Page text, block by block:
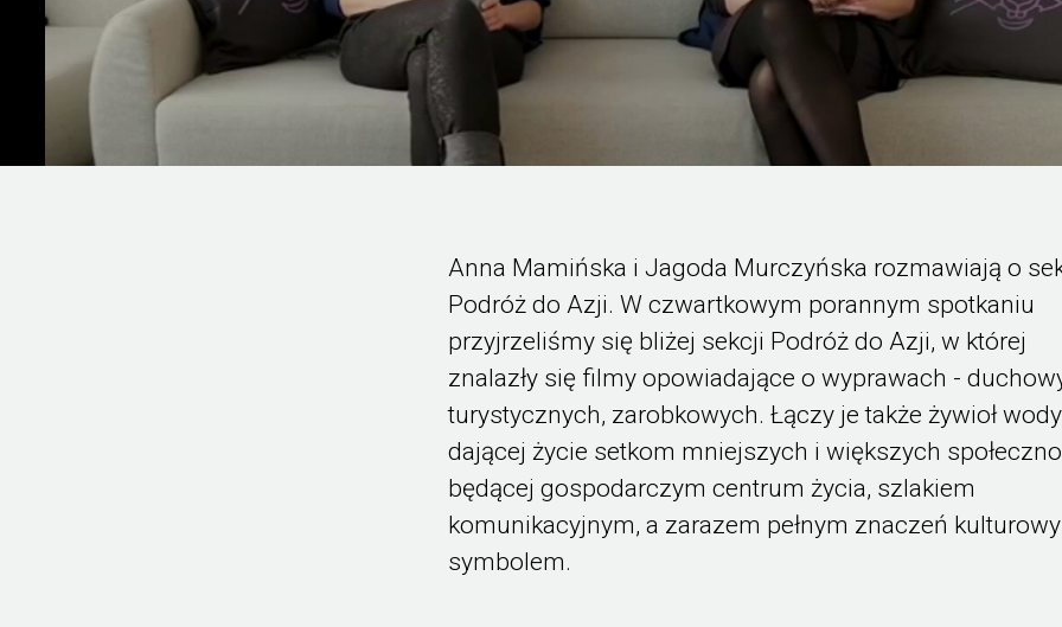
Anna Mamińska i Jagoda Murczyńska rozmawiają o
Podróż do Azji. W czwartkowym porannym spotkaniu
przyjrzeliśmy się bliżej sekcji Podróż do Azji, w której
znalazły się filmy opowiadające o wyprawach -
turystycznych, zarobkowych. Łączy je także żywioł
dającej życie setkom mniejszych i większych
będącej gospodarczym centrum życia, szlakiem
komunikacyjnym, a zarazem pełnym znaczeń
symbolem.